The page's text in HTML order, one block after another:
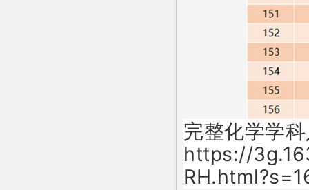
完整化学学
https://